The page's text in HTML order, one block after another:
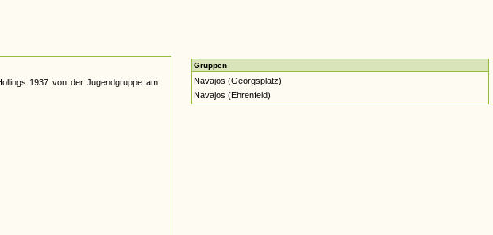
1937 von der Jugendgruppe am
Gruppen
Navajos (Georgsplatz)
Navajos (Ehrenfeld)